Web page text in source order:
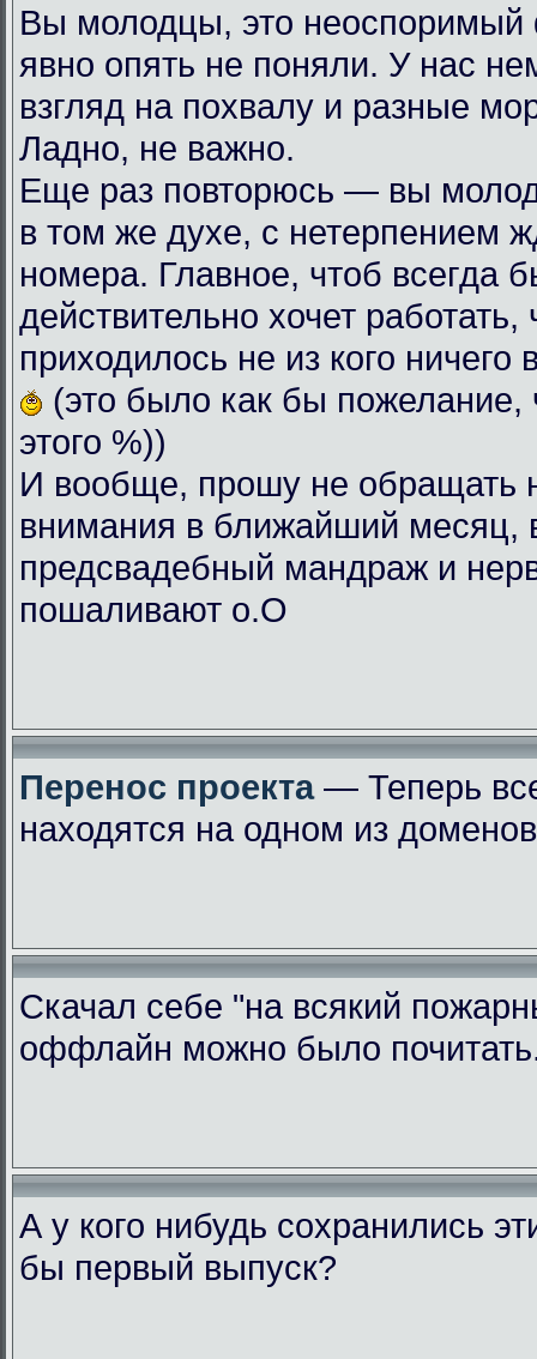
Вы молодцы, это
явно опять не поняли. У нас
взгляд на похвалу и разные
Ладно, не важно.
Еще раз повторюсь — вы
в том же духе, с нетерпением
номера. Главное, чтоб всегда
действительно хочет работать,
приходилось не из кого ничего
(это было как бы пожелание,
этого %))
И вообще, прошу не обращать
внимания в ближайший месяц,
предсвадебный мандраж и
пошаливают о.О
Перенос проекта— Теперь
находятся на одном из
Скачал себе "на всякий
оффлайн можно было
А у кого нибудь сохранились
бы первый выпуск?